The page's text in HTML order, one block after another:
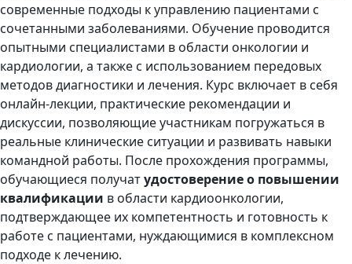
современные подходы к управлению пациентами с
сочетанными заболеваниями. Обучение проводится
опытными специалистами в области онкологии и
кардиологии, а также с использованием передовых
методов диагностики и лечения. Курс включает в себя
онлайн-лекции, практические рекомендации и
дискуссии, позволяющие участникам погружаться в
реальные клинические ситуации и развивать навыки
командной работы. После прохождения программы,
обучающиеся получатудостоверение о повышении
квалификации в области кардиоонкологии,
подтверждающее их компетентность и готовность к
работе с пациентами, нуждающимися в комплексном
подходе к лечению.